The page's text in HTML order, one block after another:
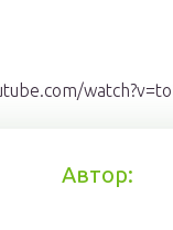
Автор: